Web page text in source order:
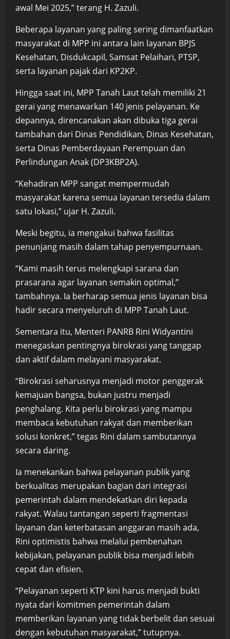
awal Mei 2025,” terang H. Zazuli.
Beberapa layanan yang paling sering dimanfaatkan
masyarakat di MPP ini antara lain layanan BPJS
Kesehatan, Disdukcapil, Samsat Pelaihari, PTSP,
serta layanan pajak dari KP2KP.
Hingga saat ini, MPP Tanah Laut telah memiliki 21
gerai yang menawarkan 140 jenis pelayanan. Ke
depannya, direncanakan akan dibuka tiga gerai
tambahan dari Dinas Pendidikan, Dinas Kesehatan,
serta Dinas Pemberdayaan Perempuan dan
Perlindungan Anak (DP3KBP2A).
“Kehadiran MPP sangat mempermudah
masyarakat karena semua layanan tersedia dalam
satu lokasi,” ujar H. Zazuli.
Meski begitu, ia mengakui bahwa fasilitas
penunjang masih dalam tahap penyempurnaan.
“Kami masih terus melengkapi sarana dan
prasarana agar layanan semakin optimal,”
tambahnya. Ia berharap semua jenis layanan bisa
hadir secara menyeluruh di MPP Tanah Laut.
Sementara itu, Menteri PANRB Rini Widyantini
menegaskan pentingnya birokrasi yang tanggap
dan aktif dalam melayani masyarakat.
“Birokrasi seharusnya menjadi motor penggerak
kemajuan bangsa, bukan justru menjadi
penghalang. Kita perlu birokrasi yang mampu
membaca kebutuhan rakyat dan memberikan
solusi konkret,” tegas Rini dalam sambutannya
secara daring.
Ia menekankan bahwa pelayanan publik yang
berkualitas merupakan bagian dari integrasi
pemerintah dalam mendekatkan diri kepada
rakyat. Walau tantangan seperti fragmentasi
layanan dan keterbatasan anggaran masih ada,
Rini optimistis bahwa melalui pembenahan
kebijakan, pelayanan publik bisa menjadi lebih
cepat dan efisien.
“Pelayanan seperti KTP kini harus menjadi bukti
nyata dari komitmen pemerintah dalam
memberikan layanan yang tidak berbelit dan sesuai
dengan kebutuhan masyarakat,” tutupnya.